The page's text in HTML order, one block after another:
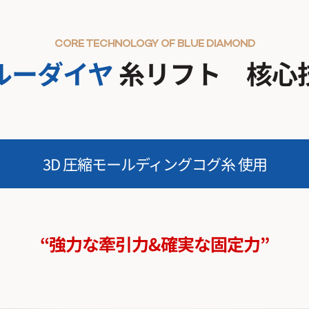
ーダイヤ糸リフト 核心
CORE TECHNOLOGY OF BLUE DIAMOND
3D 圧縮モールディングコグ糸 使用
“強力な牽引力&確実な固定力”